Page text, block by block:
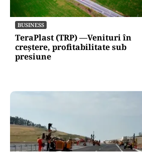
BUSINESS
TeraPlast (TRP) —Venituri în
creștere, profitabilitate sub
presiune